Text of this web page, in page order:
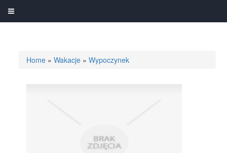
Home »Wakacje »Wypoczynek